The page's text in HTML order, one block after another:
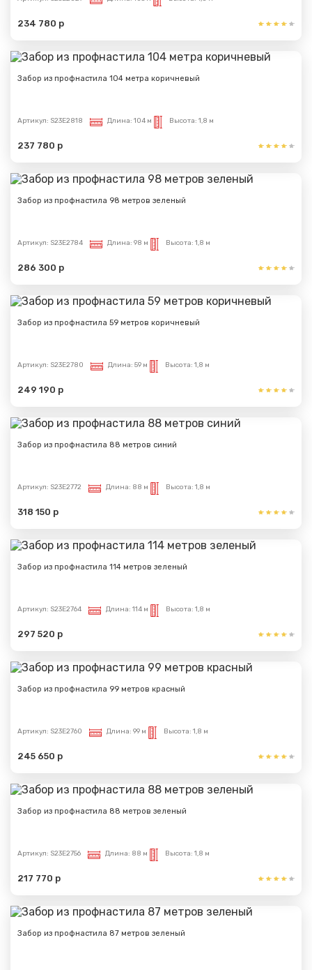
234 780 р
Забор из профнастила 104 метра коричневый
Артикул: S23E2818 Длина: 104 м Высота: 1,8 м
237 780 р
Забор из профнастила 98 метров зеленый
Артикул: S23E2784 Длина: 98 м Высота: 1,8 м
286 300 р
Забор из профнастила 59 метров коричневый
Артикул: S23E2780 Длина: 59 м Высота: 1,8 м
249 190 р
Забор из профнастила 88 метров синий
Артикул: S23E2772 Длина: 88 м Высота: 1,8 м
318 150 р
Забор из профнастила 114 метров зеленый
Артикул: S23E2764 Длина: 114 м Высота: 1,8 м
297 520 р
Забор из профнастила 99 метров красный
Артикул: S23E2760 Длина: 99 м Высота: 1,8 м
245 650 р
Забор из профнастила 88 метров зеленый
Артикул: S23E2756 Длина: 88 м Высота: 1,8 м
217 770 р
Забор из профнастила 87 метров зеленый